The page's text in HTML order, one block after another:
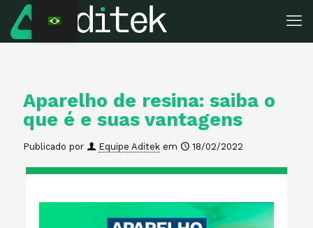
Aparelho de resina: saiba o
que é e suas vantagens
Publicado por Equipe Aditek em 18/02/2022